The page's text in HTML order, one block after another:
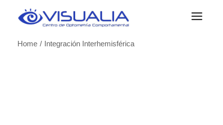
Home
Integración Interhemisférica